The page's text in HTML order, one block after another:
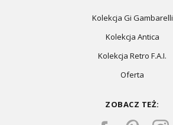
Kolekcja Gi Gambarelli
Kolekcja Antica
Kolekcja Retro F.A.I.
Oferta
ZOBACZ TEŻ: